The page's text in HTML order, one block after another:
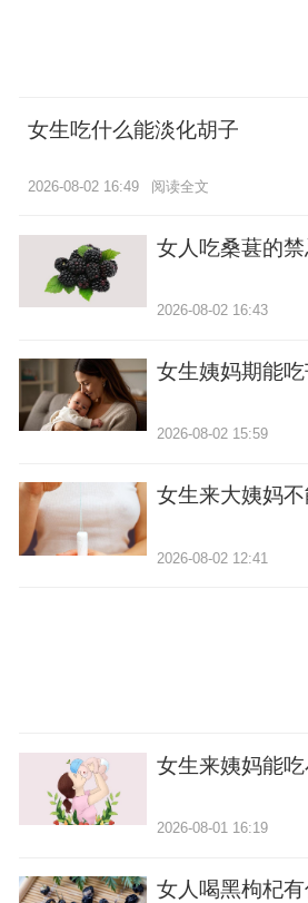
女生吃什么能淡化胡子
2026-08-02 16:49 阅读全文
女人吃桑葚的禁
2026-08-02 16:43
女生姨妈期能
2026-08-02 15:59
女生来大姨妈
2026-08-02 12:41
女生来姨妈能
2026-08-01 16:19
女人喝黑枸杞